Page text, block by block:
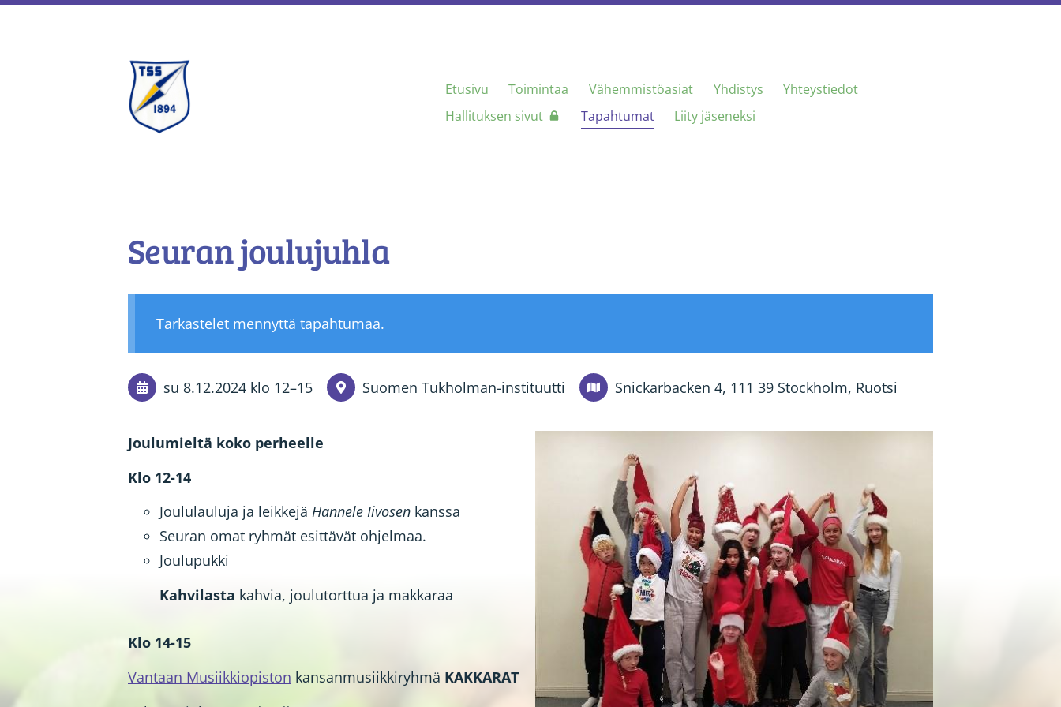
Tukholman Suomalainen Seura
Etusivu Toimintaa Vähemmistöasiat Yhdistys
Yhteystiedot
Hallituksen sivut
Tapahtumat Liity jäseneksi
Seuran joulujuhla
Tarkastelet mennyttä tapahtumaa.
su 8.12.2024 klo 12–15 Suomen Tukholman-instituutti Snickarbacken 4, 111 39 Stockholm, Ruotsi
Joulumieltä koko perheelle
Klo 12-14
Joululauluja ja leikkejä Hannele Iivosen kanssa
Seuran omat ryhmät esittävät ohjelmaa.
Joulupukki
Kahvilasta kahvia, joulutorttua ja makkaraa
Klo 14-15
Vantaan Musiikkiopiston kansanmusiikkiryhmä KAKKARAT